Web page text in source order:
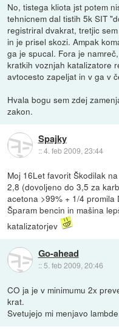
No, tistega kliota jst potem
tehnicnem dal tistih 5k SIT
registriral dvakrat, tretjic
in je prisel skozi. Ampak
ga je spucal. Fora je
kratkih voznjah katalizatore
avtocesto zapeljat in v ga v
Hvala bogu sem zdej
zakon.
Spajky
::4. feb 2009, 23:44
Moj 16Let favorit Škodilak
2,8 (dovoljeno do 3,5 za
acetona >99% + 1/4
Šparam bencin in mašina
katalizatorjev
Go-ahead
:: 5. feb 2009, 20:46
CO ja je v minimumu 2x
krat.
Svetujejo mi menjavo